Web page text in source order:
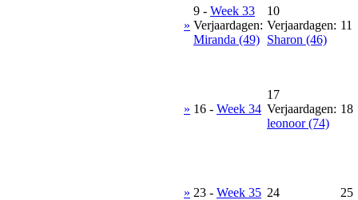
»
9 - Week 33
Verjaardagen:
Miranda (49)
10
Verjaardagen:
Sharon (46)
11
» 16 - Week 34
17
Verjaardagen:
leonoor (74)
18
» 23 - Week 35 24 25